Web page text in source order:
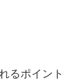
るポイント